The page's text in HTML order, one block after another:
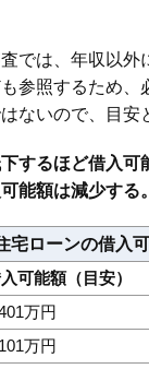
では、年収以外
参照するため、
ないので、目安
するほど借入可
能額は減少する。
ローンの借入可
可能額（目安）
万円
万円